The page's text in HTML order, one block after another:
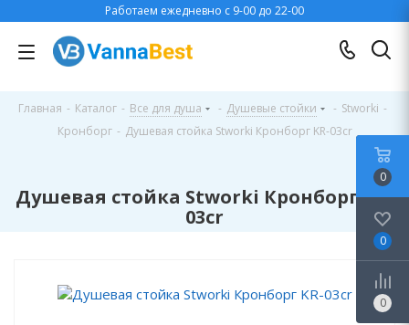
Работаем ежедневно с 9-00 до 22-00
Главная - Каталог - Все для душа - Душевые стойки - Stworki -
Кронборг - Душевая стойка Stworki Кронборг KR-03cr
Душевая стойка Stworki Кронборг KR-
03cr
0
0
0